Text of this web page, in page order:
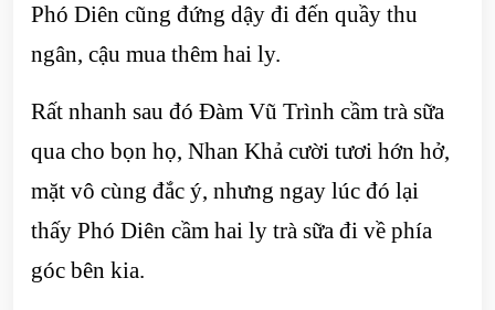
Phó Diên cũng đứng dậy đi đến quầy thu
ngân, cậu mua thêm hai ly.
Rất nhanh sau đó Đàm Vũ Trình cầm trà sữa
qua cho bọn họ, Nhan Khả cười tươi hớn hở,
mặt vô cùng đắc ý, nhưng ngay lúc đó lại
thấy Phó Diên cầm hai ly trà sữa đi về phía
góc bên kia.